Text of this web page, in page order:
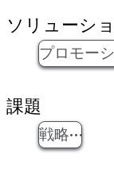
ソリューシ
プロモー
課題
戦略